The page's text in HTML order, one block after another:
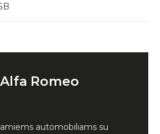
Romeo
automobiliams su